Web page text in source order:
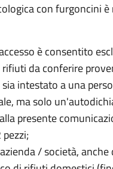
con furgoncini
è consentito
da conferire
intestato a una
ma solo
presente
/ società,